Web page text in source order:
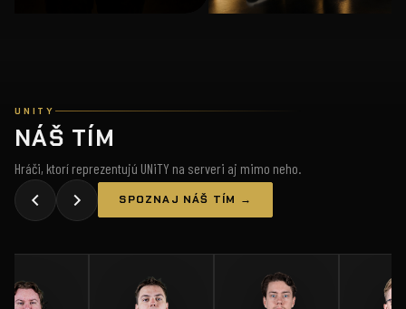
UNITY
NÁŠ TÍM
Hráči, ktorí reprezentujú UNiTY na serveri aj mimo neho.
SPOZNAJ NÁŠ TÍM →